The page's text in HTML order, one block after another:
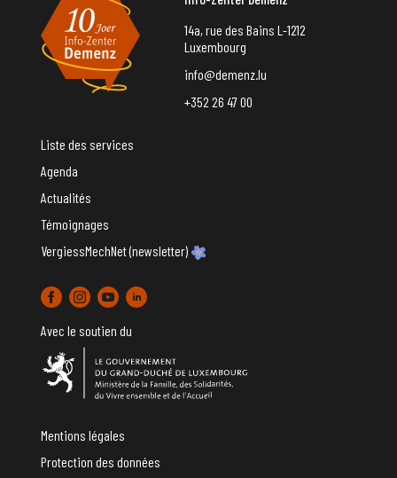
14a, rue des Bains L-1212
Luxembourg
info@demenz.lu
+352 26 47 00
Liste des services
Agenda
Actualités
Témoignages
VergiessMechNet (newsletter)
Avec le soutien du
Mentions légales
Protection des données